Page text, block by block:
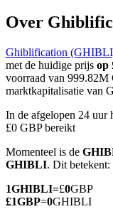
COIN-M-futures
Cryptocurrency-
TradFi
Derivaten voor
Over
Ghiblification
met de huidige prijs op
voorraad van
marktkapitalisatie van
In de afgelopen 24 uur
£0 GBP bereikt
Momenteel is de
GHIBLI. Dit betekent:
1GHIBLI=£0GBP
£1GBP=0GHIBLI